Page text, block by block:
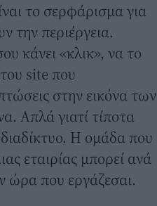
το σερφάρισμα για
την περιέργεια.
κάνει «κλικ», να το
site που
στην εικόνα των
Απλά γιατί τίποτα
Η ομάδα που
εταιρίας μπορεί ανά
ώρα που εργάζεσαι.